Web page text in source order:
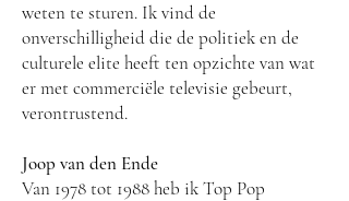
weten te sturen. Ik vind de
onverschilligheid die de politiek en de
culturele elite heeft ten opzichte van wat
er met commerciële televisie gebeurt,
verontrustend.
Joop van den Ende
Van 1978 tot 1988 heb ik Top Pop